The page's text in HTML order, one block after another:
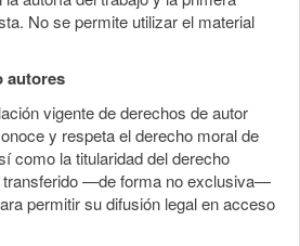
No se permite utilizar el material
autores
vigente de derechos de autor
y respeta el derecho moral de
como la titularidad del derecho
transferido —de forma no exclusiva—
permitir su difusión legal en acceso